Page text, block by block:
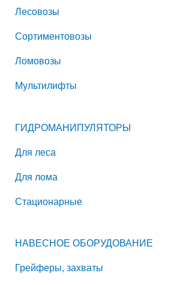
Лесовозы
Сортиментовозы
Ломовозы
Мультилифты
ГИДРОМАНИПУЛЯТОРЫ
Для леса
Для лома
Стационарные
НАВЕСНОЕ ОБОРУДОВАНИЕ
Грейферы, захваты